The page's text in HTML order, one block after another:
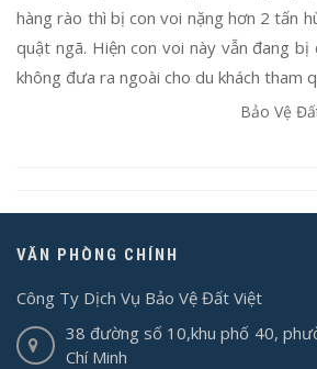
hàng rào thì bị con voi nặng hơn 2 tấn
quật ngã. Hiện con voi này vẫn đang bị
không đưa ra ngoài cho du khách tham
Bảo Vệ
VĂN PHÒNG CHÍNH
Công Ty Dịch Vụ Bảo Vệ Đất Việt
38 đường số 10,khu phố 40,
Chí Minh